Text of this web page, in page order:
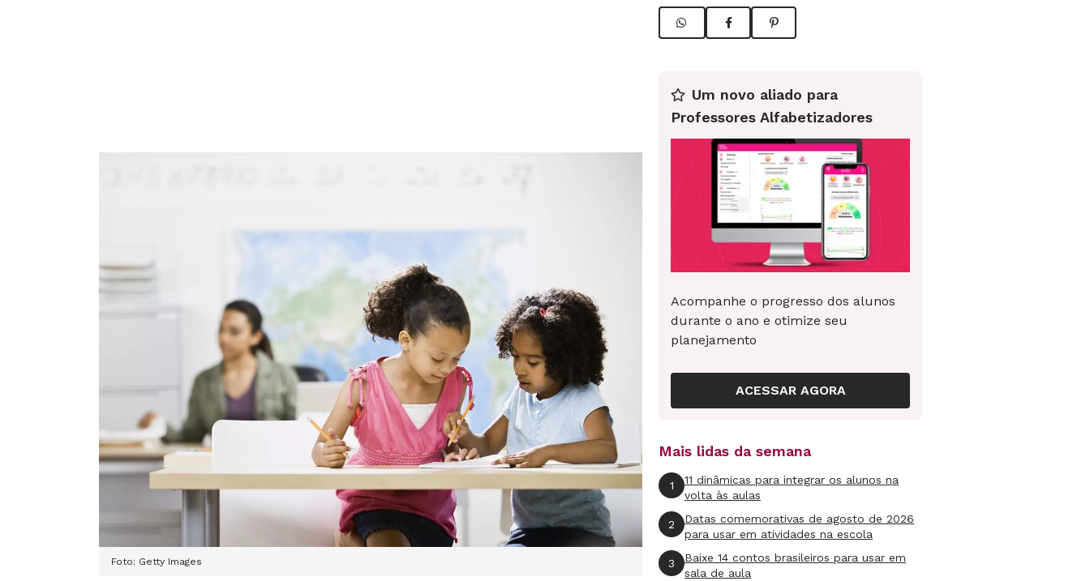
Foto: Getty Images
Um novo aliado para
Professores Alfabetizadores
Acompanhe o progresso dos alunos
durante o ano e otimize seu
planejamento
ACESSAR AGORA
Mais lidas da semana
1
11 dinâmicas para integrar os alunos na
volta às aulas
2
Datas comemorativas de agosto de 2026
para usar em atividades na escola
3
Baixe 14 contos brasileiros para usar em
sala de aula